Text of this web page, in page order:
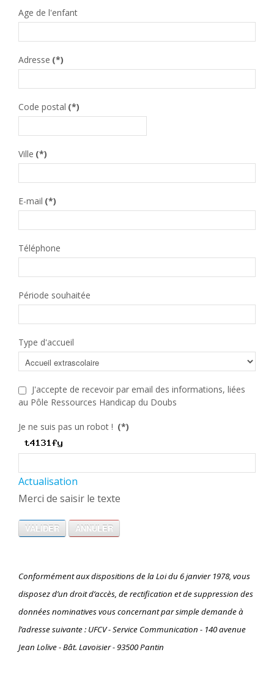
Age de l'enfant
Adresse (*)
Code postal (*)
Ville (*)
E-mail (*)
Téléphone
Période souhaitée
Type d'accueil
J'accepte de recevoir par email des informations, liées
au Pôle Ressources Handicap du Doubs
Je ne suis pas un robot ! (*)
Actualisation
Merci de saisir le texte
VALIDER ANNULER
Conformément aux dispositions de la Loi du 6 janvier 1978, vous
disposez d’un droit d’accès, de rectification et de suppression des
données nominatives vous concernant par simple demande à
l’adresse suivante : UFCV - Service Communication - 140 avenue
Jean Lolive - Bât. Lavoisier - 93500 Pantin